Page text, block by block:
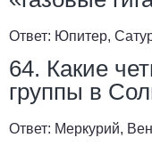
Ответ: Юпитер,
64. Какие
группы в
Ответ: Меркурий,